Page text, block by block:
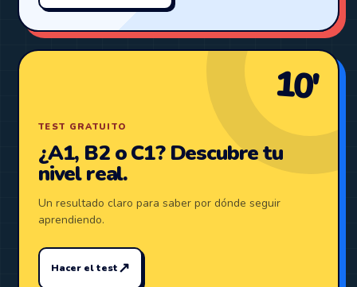
10′
TEST GRATUITO
¿A1, B2 o C1? Descubre tu
nivel real.
Un resultado claro para saber por dónde seguir
aprendiendo.
Hacer el test↗